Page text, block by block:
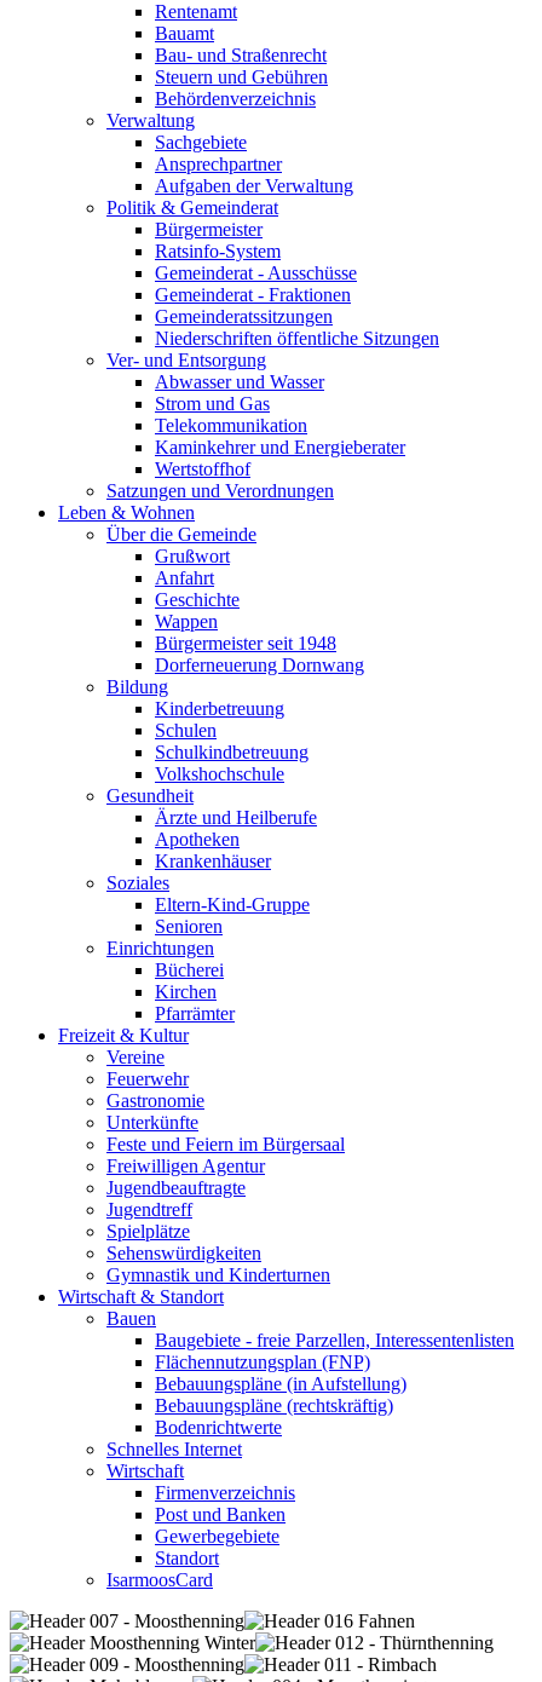
Rentenamt
Bauamt
Bau- und Straßenrecht
Steuern und Gebühren
Behördenverzeichnis
Verwaltung
Sachgebiete
Ansprechpartner
Aufgaben der Verwaltung
Politik & Gemeinderat
Bürgermeister
Ratsinfo-System
Gemeinderat - Ausschüsse
Gemeinderat - Fraktionen
Gemeinderatssitzungen
Niederschriften öffentliche Sitzungen
Ver- und Entsorgung
Abwasser und Wasser
Strom und Gas
Telekommunikation
Kaminkehrer und Energieberater
Wertstoffhof
Satzungen und Verordnungen
Leben & Wohnen
Über die Gemeinde
Grußwort
Anfahrt
Geschichte
Wappen
Bürgermeister seit 1948
Dorferneuerung Dornwang
Bildung
Kinderbetreuung
Schulen
Schulkindbetreuung
Volkshochschule
Gesundheit
Ärzte und Heilberufe
Apotheken
Krankenhäuser
Soziales
Eltern-Kind-Gruppe
Senioren
Einrichtungen
Bücherei
Kirchen
Pfarrämter
Freizeit & Kultur
Vereine
Feuerwehr
Gastronomie
Unterkünfte
Feste und Feiern im Bürgersaal
Freiwilligen Agentur
Jugendbeauftragte
Jugendtreff
Spielplätze
Sehenswürdigkeiten
Gymnastik und Kinderturnen
Wirtschaft & Standort
Bauen
Baugebiete - freie Parzellen, Interessentenlisten
Flächennutzungsplan (FNP)
Bebauungspläne (in Aufstellung)
Bebauungspläne (rechtskräftig)
Bodenrichtwerte
Schnelles Internet
Wirtschaft
Firmenverzeichnis
Post und Banken
Gewerbegebiete
Standort
IsarmoosCard